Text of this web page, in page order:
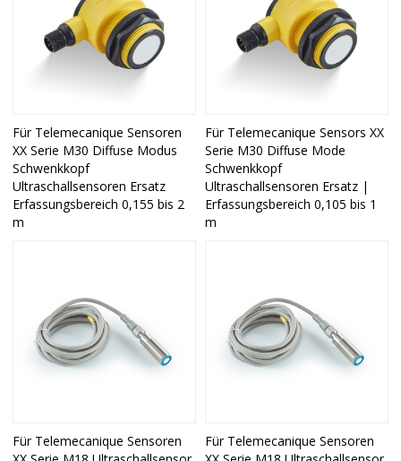
Für Telemecanique Sensoren
XX Serie M30 Diffuse Modus
Schwenkkopf
Ultraschallsensoren Ersatz
Erfassungsbereich 0,155 bis 2
m
Für Telemecanique Sensors XX
Serie M30 Diffuse Mode
Schwenkkopf
Ultraschallsensoren Ersatz |
Erfassungsbereich 0,105 bis 1
m
Für Telemecanique Sensoren
Für Telemecanique Sensoren